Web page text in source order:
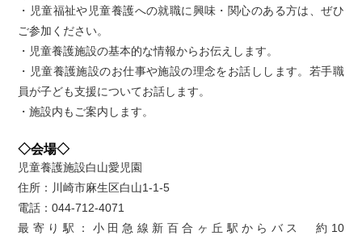
・児童福祉や児童養護への就職に興味・関心のある方は、ぜひ
ご参加ください。
・児童養護施設の基本的な情報からお伝えします。
・児童養護施設のお仕事や施設の理念をお話しします。若手職
員が子ども支援についてお話します。
・施設内もご案内します。
◇会場◇
児童養護施設白山愛児園
住所：川崎市麻生区白山1-1-5
電話：044-712-4071
最寄り駅：小田急線新百合ヶ丘駅からバス 約10